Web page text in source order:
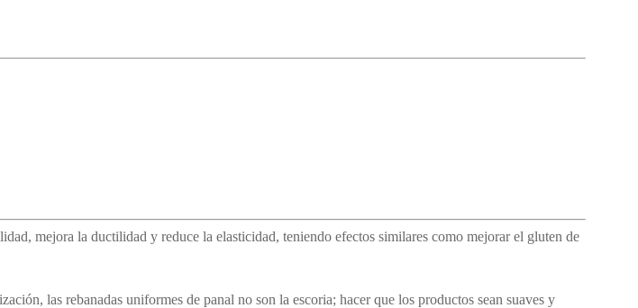
mejora la ductilidad y reduce la elasticidad, teniendo efectos similares como mejorar el gluten de
las rebanadas uniformes de panal no son la escoria; hacer que los productos sean suaves y